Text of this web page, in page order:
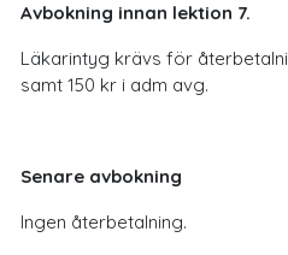
Avbokning innan lektion 7.
Läkarintyg krävs för
samt 150 kr i adm avg.
Senare avbokning
Ingen återbetalning.